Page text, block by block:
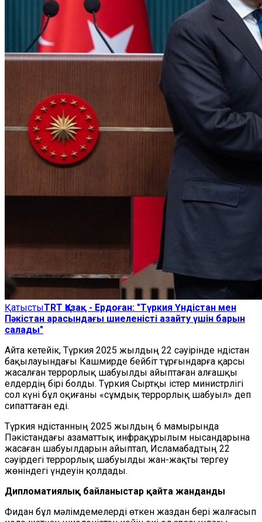
ҚатыстыTRT Қазақ - Ердоған: "Түркия Үндістан мен
Пәкістан арасындағы шиеленісті азайту үшін барын
салады"
Айта кетейік, Түркия 2025 жылдың 22 сәуірінде Үндістан
бақылауындағы Кашмирде бейбіт тұрғындарға қарсы
жасалған террорлық шабуылды айыптаған алғашқы
елдердің бірі болды. Түркия Сыртқы істер министрлігі
сол күні бұл оқиғаны «сұмдық террорлық шабуыл» деп
сипаттаған еді.
Түркия Үндістанның 2025 жылдың 6 мамырында
Пәкістандағы азаматтық инфрақұрылым нысандарына
жасаған шабуылдарын айыптап, Исламабадтың 22
сәуірдегі террорлық шабуылды жан-жақты тергеу
жөніндегі үндеуін қолдады.
Дипломатиялық байланыстар қайта жанданды
Фидан бұл мәлімдемелерді өткен жаздан бері жалғасып